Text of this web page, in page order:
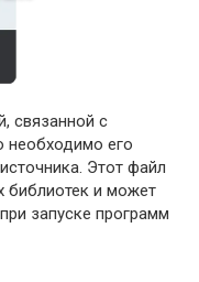
связанной с
необходимо его
Этот файл
библиотек и может
запуске программ